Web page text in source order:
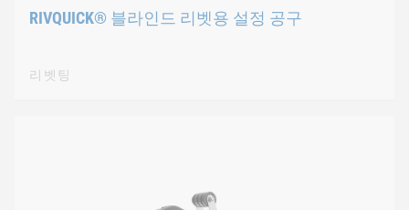
RIVQUICK® 블라인드 리벳용 설정 공구
리벳팅